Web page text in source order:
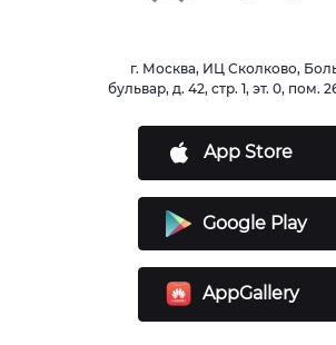
г. Москва, ИЦ Сколково,
бульвар, д. 42, стр. 1, эт. 0, пом.
App Store
Google Play
AppGallery